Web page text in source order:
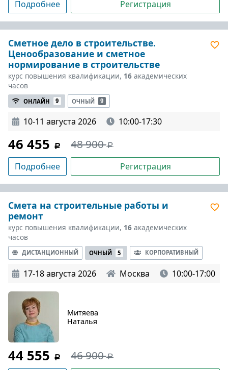
Подробнее Регистрация
Сметное дело в строительстве.
Ценообразование и сметное
нормирование в строительстве
курс повышения квалификации, 16 академических
часов
ОНЛАЙН 9 ОЧНЫЙ 9
10-11 августа 2026 10:00-17:30
46 455 48 900
Подробнее Регистрация
Смета на строительные работы и
ремонт
курс повышения квалификации, 16 академических
часов
ДИСТАНЦИОННЫЙ ОЧНЫЙ 5 КОРПОРАТИВНЫЙ
17-18 августа 2026 Москва 10:00-17:00
Митяева
Наталья
44 555 46 900